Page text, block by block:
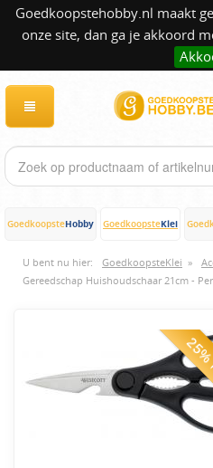
Goedkoopstehobby.nl maakt
onze site, dan ga je akkoord
GoedkoopsteHobby GoedkoopsteKlei
U bent nu hier: GoedkoopsteKlei »
Gereedschap Huishoudschaar 21cm -